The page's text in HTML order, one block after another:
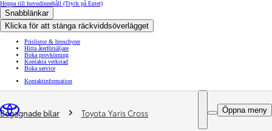
Hoppa till huvudinnehåll (Tryck på Enter)
Snabblänkar
Klicka för att stänga räckviddsöverlägget
Prislistor & broschyrer
Hitta återförsäljare
Boka provkörning
Kontakta verkstad
Boka service
Kontaktinformation
Öppna meny
You are here
Begagnade bilar Toyota Yaris Cross